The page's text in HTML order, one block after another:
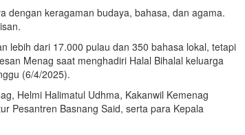
dengan keragaman budaya, bahasa, dan agama.
lebih dari 17.000 pulau dan 350 bahasa lokal, tetapi
Menag saat menghadiri Halal Bihalal keluarga
(6/4/2025).
Helmi Halimatul Udhma, Kakanwil Kemenag
Pesantren Basnang Said, serta para Kepala